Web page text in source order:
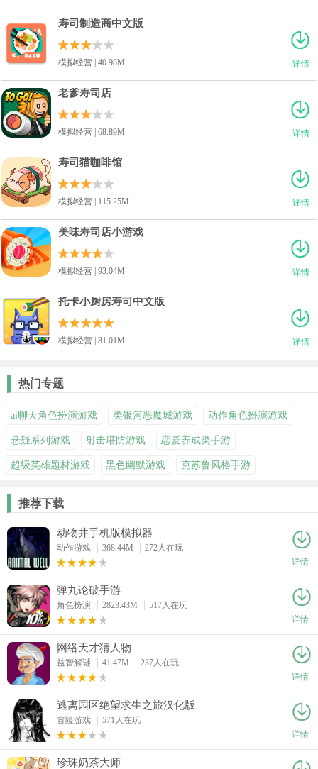
详情
寿司制造商中文版
模拟经营 | 40.98M
详情
老爹寿司店
模拟经营 | 68.89M
详情
寿司猫咖啡馆
模拟经营 | 115.25M
详情
美味寿司店小游戏
模拟经营 | 93.04M
详情
托卡小厨房寿司中文版
模拟经营 | 81.01M
热门专题
ai聊天角色扮演游戏 类银河恶魔城游戏 动作角色扮演游戏
悬疑系列游戏 射击塔防游戏 恋爱养成类手游
超级英雄题材游戏 黑色幽默游戏 克苏鲁风格手游
推荐下载
动物井手机版模拟器
动作游戏 368.44M
272人在玩
详情
弹丸论破手游
角色扮演 2823.43M
517人在玩
详情
网络天才猜人物
益智解谜 41.47M
237人在玩
详情
逃离园区绝望求生之旅汉化版
冒险游戏
571人在玩
详情
珍珠奶茶大师